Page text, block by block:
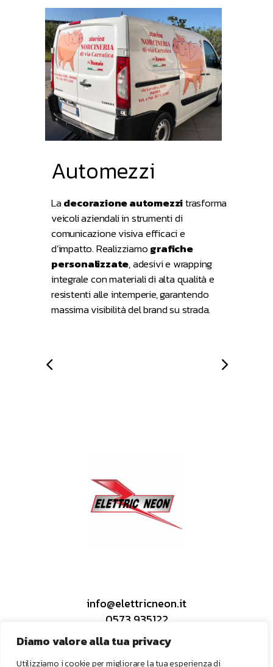
Diamo valore alla tua privacy
Utilizziamo i cookie per migliorare la tua esperienza di
Automezzi
Ladecorazione automezzitrasforma
veicoli aziendali in strumenti di
comunicazione visiva efficaci e
d’impatto. Realizziamografiche
personalizzate, adesivi e wrapping
integrale con materiali di alta qualità e
resistenti alle intemperie, garantendo
massima visibilità del brand su strada.
info@elettricneon.it
0573 935122